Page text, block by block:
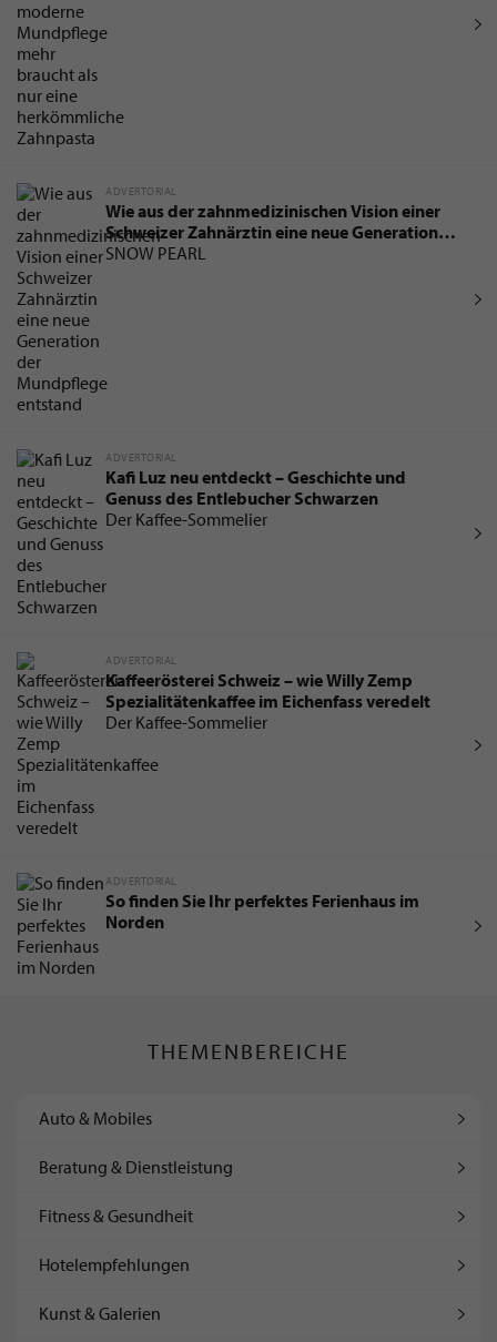
ADVERTORIAL
Wie aus der zahnmedizinischen Vision einer
Schweizer Zahnärztin eine neue Generation
der Mundpflege entstand
SNOW PEARL
ADVERTORIAL
Kafi Luz neu entdeckt – Geschichte und
Genuss des Entlebucher Schwarzen
Der Kaffee-Sommelier
ADVERTORIAL
Kaffeerösterei Schweiz – wie Willy Zemp
Spezialitätenkaffee im Eichenfass veredelt
Der Kaffee-Sommelier
ADVERTORIAL
So finden Sie Ihr perfektes Ferienhaus im
Norden
THEMENBEREICHE
Auto & Mobiles
Beratung & Dienstleistung
Fitness & Gesundheit
Hotelempfehlungen
Kunst & Galerien